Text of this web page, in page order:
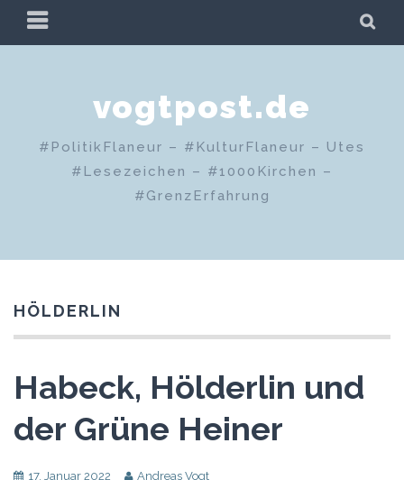
Zum
PRIMÄRES
MENÜ
vogtpost.de
#PolitikFlaneur – #KulturFlaneur – Utes
#Lesezeichen – #1000Kirchen –
#GrenzErfahrung
HÖLDERLIN
Habeck, Hölderlin und
der Grüne Heiner
17. Januar 2022
Andreas Vogt